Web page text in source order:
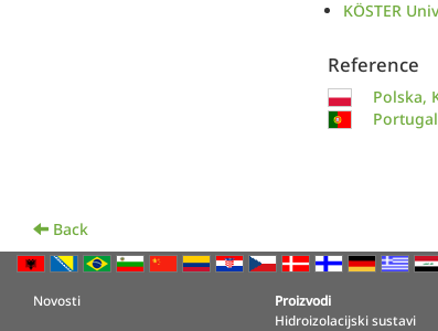
KÖSTER
Reference
Polska,
Back
Novosti
Proizvodi
Hidroizolacijski sustavi